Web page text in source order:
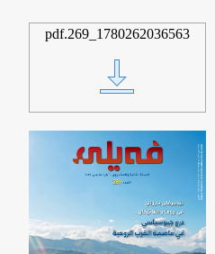
1780262036563_269.pdf